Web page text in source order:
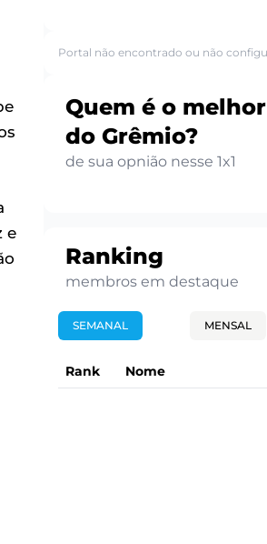
e
Portal não encontrado ou não
Quem é o
do Grêmio?
de sua opnião nesse 1x1
Ranking
membros em destaque
SEMANAL MENSAL
Rank Nome